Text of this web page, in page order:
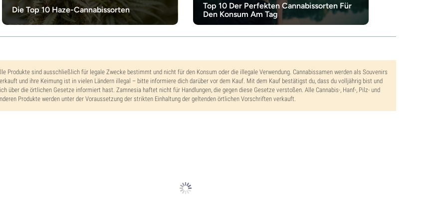
Die Top 10 Haze-Cannabissorten
Top 10 Der Perfekten Cannabissorten Für
Den Konsum Am Tag
Produkte sind ausschließlich für legale Zwecke bestimmt und nicht für den Konsum oder die illegale Verwendung. Cannabissamen werden als Souvenirs
und ihre Keimung ist in vielen Ländern illegal – bitte informiere dich darüber vor dem Kauf. Mit dem Kauf bestätigst du, dass du volljährig bist und
über die örtlichen Gesetze informiert hast. Zamnesia haftet nicht für Handlungen, die gegen diese Gesetze verstoßen. Alle Cannabis-, Hanf-, Pilz- und
Produkte werden unter der Voraussetzung der strikten Einhaltung der geltenden örtlichen Vorschriften verkauft.